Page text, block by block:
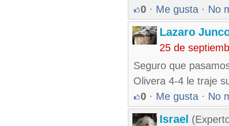
0 · Me gusta · No
Lazaro
25 de
Seguro que
Olivera 4-4 le traje
0 · Me gusta · No
Israel